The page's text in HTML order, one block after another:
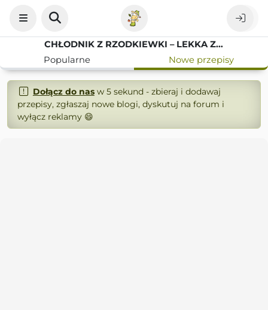
CHŁODNIK Z RZODKIEWKI – LEKKA ZUPA NA GORĄCE DNI
Popularne
Nowe przepisy
Dołącz do nasw 5 sekund - zbieraj i dodawaj
przepisy, zgłaszaj nowe blogi, dyskutuj na forum i
wyłącz reklamy 😄